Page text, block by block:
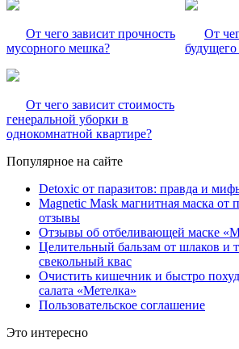
От чего зависит прочность
мусорного мешка?
От
будущего
От чего зависит стоимость
генеральной уборки в
однокомнатной квартире?
Популярное на сайте
Detoxic от паразитов: правда и
Magnetic Mask магнитная маска от
отзывы
Отзывы об отбеливающей маске
Целительный бальзам от шлаков и
свекольный квас
Очистить кишечник и быстро
салата «Метелка»
Пользовательское соглашение
Это интересно